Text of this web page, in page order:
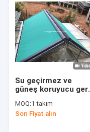
Su geçirmez ve
güneş koruyucu geri
perdanesi güneş
odası geri çekilebilir
MOQ:1 takım
Son Fiyat alın